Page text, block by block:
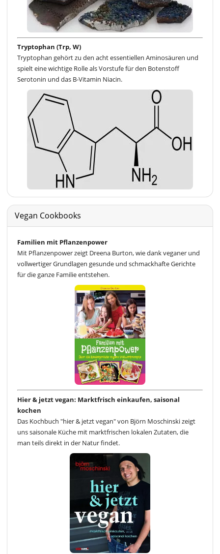
Tryptophan (Trp, W)
Tryptophan gehört zu den acht essentiellen Aminosäuren und
spielt eine wichtige Rolle als Vorstufe für den Botenstoff
Serotonin und das B-Vitamin Niacin.
Vegan Cookbooks
Familien mit Pflanzenpower
Mit Pflanzenpower zeigt Dreena Burton, wie dank veganer und
vollwertiger Grundlagen gesunde und schmackhafte Gerichte
für die ganze Familie entstehen.
Hier & jetzt vegan: Marktfrisch einkaufen, saisonal
kochen
Das Kochbuch "hier & jetzt vegan" von Björn Moschinski zeigt
uns saisonale Küche mit marktfrischen lokalen Zutaten, die
man teils direkt in der Natur findet.